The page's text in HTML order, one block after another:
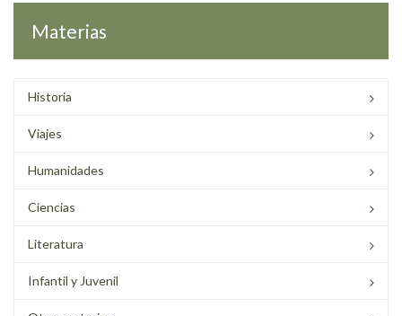
Materias
Historia
Viajes
Humanidades
Ciencias
Literatura
Infantil y Juvenil